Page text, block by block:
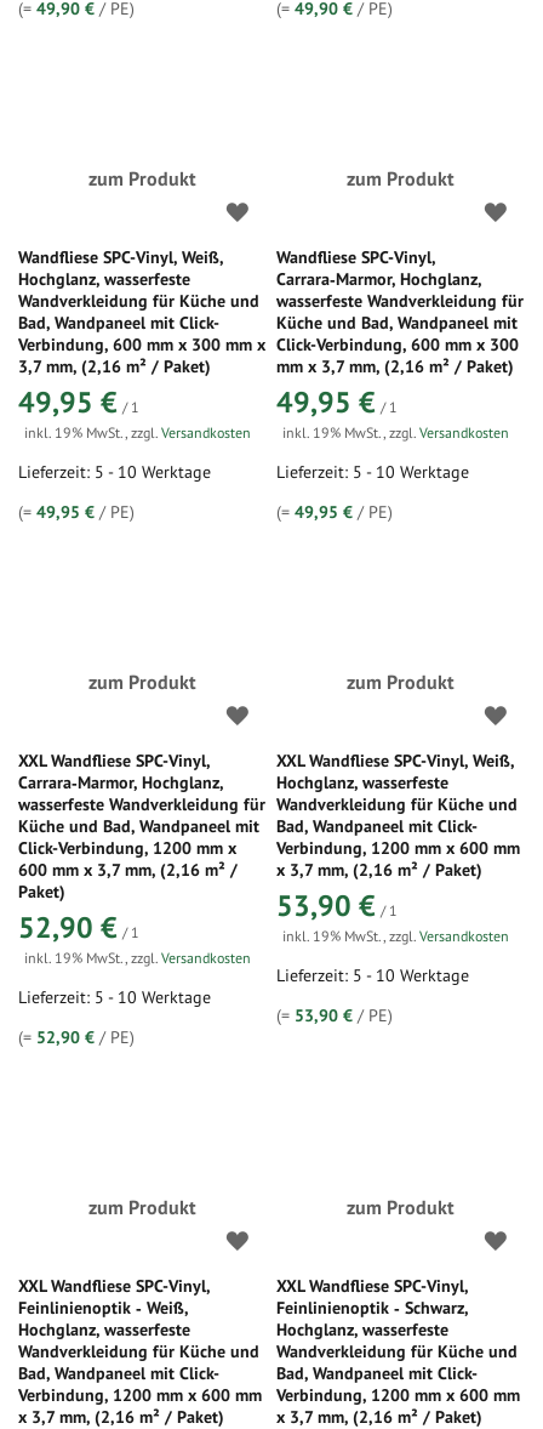
(= 49,90 € / PE) (=49,90 € / PE)
zum Produkt
Wandfliese SPC-Vinyl, Weiß,
Hochglanz, wasserfeste
Wandverkleidung für Küche und
Bad, Wandpaneel mit Click-
Verbindung, 600 mm x 300 mm x
3,7 mm, (2,16 m² / Paket)
49,95 € / 1
inkl. 19% MwSt., zzgl. Versandkosten
Lieferzeit: 5 - 10 Werktage
(= 49,95 € / PE)
zum Produkt
Wandfliese SPC-Vinyl,
Carrara‑Marmor, Hochglanz,
wasserfeste Wandverkleidung für
Küche und Bad, Wandpaneel mit
Click-Verbindung, 600 mm x 300
mm x 3,7 mm, (2,16 m² / Paket)
49,95 € / 1
inkl. 19% MwSt.,zzgl.Versandkosten
Lieferzeit: 5 - 10 Werktage
(=49,95 € / PE)
zum Produkt
XXL Wandfliese SPC-Vinyl,
Carrara‑Marmor, Hochglanz,
wasserfeste Wandverkleidung für
Küche und Bad, Wandpaneel mit
Click-Verbindung, 1200 mm x
600 mm x 3,7 mm, (2,16 m² /
Paket)
52,90 € / 1
inkl. 19% MwSt., zzgl. Versandkosten
Lieferzeit: 5 - 10 Werktage
(= 52,90 € / PE)
zum Produkt
XXL Wandfliese SPC-Vinyl, Weiß,
Hochglanz, wasserfeste
Wandverkleidung für Küche und
Bad, Wandpaneel mit Click-
Verbindung, 1200 mm x 600 mm
x 3,7 mm, (2,16 m² / Paket)
53,90 € / 1
inkl. 19% MwSt.,zzgl.Versandkosten
Lieferzeit: 5 - 10 Werktage
(= 53,90 € / PE)
zum Produkt
XXL Wandfliese SPC-Vinyl,
Feinlinienoptik ‑ Weiß,
Hochglanz, wasserfeste
Wandverkleidung für Küche und
Bad, Wandpaneel mit Click-
Verbindung, 1200 mm x 600 mm
x 3,7 mm, (2,16 m² / Paket)
zum Produkt
XXL Wandfliese SPC-Vinyl,
Feinlinienoptik ‑ Schwarz,
Hochglanz, wasserfeste
Wandverkleidung für Küche und
Bad, Wandpaneel mit Click-
Verbindung, 1200 mm x 600 mm
x 3,7 mm, (2,16 m² / Paket)